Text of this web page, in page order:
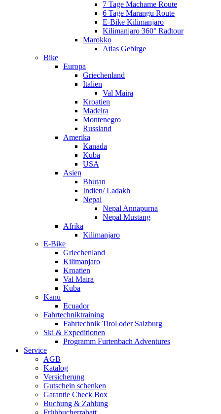
7 Tage Machame Route
6 Tage Marangu Route
E-Bike Kilimanjaro
Kilimanjaro 360° Radtour
Marokko
Atlas Gebirge
Bike
Europa
Griechenland
Italien
Val Maira
Kroatien
Madeira
Montenegro
Russland
Amerika
Kanada
Kuba
USA
Asien
Bhutan
Indien/ Ladakh
Nepal
Nepal Annapurna
Nepal Mustang
Afrika
Kilimanjaro
E-Bike
Griechenland
Kilimanjaro
Kroatien
Val Maira
Kuba
Kanu
Ecuador
Fahrtechniktraining
Fahrtechnik Tirol oder Salzburg
Ski & Expeditionen
Programm Furtenbach Adventures
Service
AGB
Katalog
Versicherung
Gutschein schenken
Garantie Check Box
Buchung & Zahlung
Frühbucherrabatt